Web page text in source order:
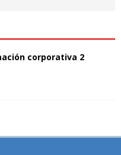
corporativa 2